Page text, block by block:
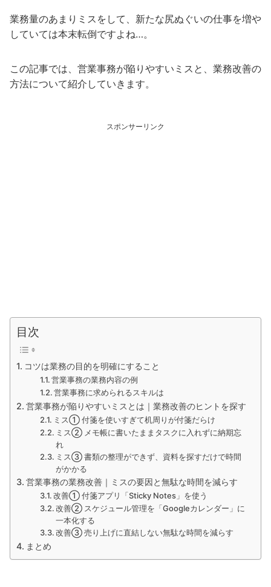
業務量のあまりミスをして、新たな尻ぬぐいの仕事を増や
していては本末転倒ですよね…。
この記事では、営業事務が陥りやすいミスと、業務改善の
方法について紹介していきます。
スポンサーリンク
目次
コツは業務の目的を明確にすること
営業事務の業務内容の例
営業事務に求められるスキルは
営業事務が陥りやすいミスとは｜業務改善のヒントを探す
ミス① 付箋を使いすぎて机周りが付箋だらけ
ミス② メモ帳に書いたままタスクに入れずに納期忘
れ
ミス③ 書類の整理ができず、資料を探すだけで時間
がかかる
営業事務の業務改善｜ミスの要因と無駄な時間を減らす
改善① 付箋アプリ「Sticky Notes」を使う
改善② スケジュール管理を「Googleカレンダー」に
一本化する
改善③ 売り上げに直結しない無駄な時間を減らす
まとめ